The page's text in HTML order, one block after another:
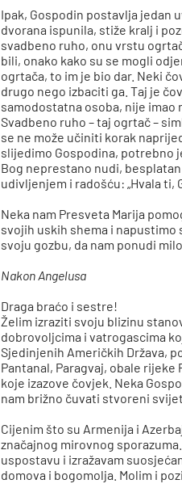
Ipak, Gospodin postavlja jedan
dvorana ispunila, stiže kralj i
svadbeno ruho, onu vrstu
bili, onako kako su se mogli
ogrtača, to im je bio dar. Neki
drugo nego izbaciti ga. Taj je
samodostatna osoba, nije
Svadbeno ruho – taj ogrtač –
se ne može učiniti korak
slijedimo Gospodina, potrebno
Bog neprestano nudi,
udivljenjem i radošću: „Hvala ti,
Neka nam Presveta Marija
svojih uskih shema i napustimo
svoju gozbu, da nam ponudi
Nakon Angelusa
Draga braćo i sestre!
Želim izraziti svoju blizinu
dobrovoljcima i vatrogascima
Sjedinjenih Američkih Država,
Pantanal, Paragvaj, obale
koje izazove čovjek. Neka
nam brižno čuvati stvoreni svijet.
Cijenim što su Armenija i
značajnog mirovnog
uspostavu i izražavam
domova i bogomolja. Molim i